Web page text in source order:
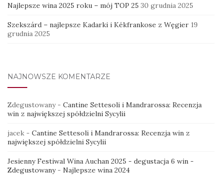
Najlepsze wina 2025 roku – mój TOP 25 30 grudnia 2025
Szekszárd – najlepsze Kadarki i Kékfrankose z Węgier 19
grudnia 2025
NAJNOWSZE KOMENTARZE
Zdegustowany- Cantine Settesoli i Mandrarossa: Recenzja
win z największej spółdzielni Sycylii
jacek - Cantine Settesoli i Mandrarossa: Recenzja win z
największej spółdzielni Sycylii
Jesienny Festiwal Wina Auchan 2025 - degustacja 6 win -
Zdegustowany- Najlepsze wina 2024